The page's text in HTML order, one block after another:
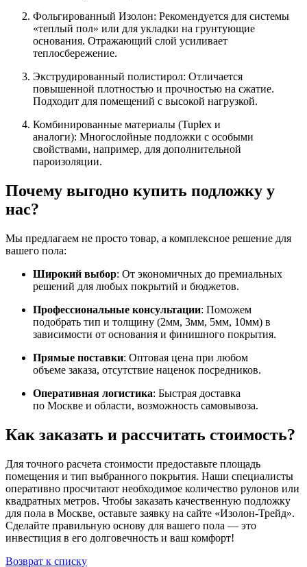
Фольгированный Изолон: Рекомендуется для системы
«теплый пол» или для укладки на грунтующие
основания. Отражающий слой усиливает
теплосбережение.
Экструдированный полистирол: Отличается
повышенной плотностью и прочностью на сжатие.
Подходит для помещений с высокой нагрузкой.
Комбинированные материалы (Tuplex и
аналоги): Многослойные подложки с особыми
свойствами, например, для дополнительной
пароизоляции.
Почему выгодно купить подложку у
нас?
Мы предлагаем не просто товар, а комплексное решение для
вашего пола:
Широкий выбор: От экономичных до премиальных
решений для любых покрытий и бюджетов.
Профессиональные консультации: Поможем
подобрать тип и толщину (2мм, 3мм, 5мм, 10мм) в
зависимости от основания и финишного покрытия.
Прямые поставки: Оптовая цена при любом
объеме заказа, отсутствие наценок посредников.
Оперативная логистика: Быстрая доставка
по Москве и области, возможность самовывоза.
Как заказать и рассчитать стоимость?
Для точного расчета стоимости предоставьте площадь
помещения и тип выбранного покрытия. Наши специалисты
оперативно просчитают необходимое количество рулонов или
квадратных метров. Чтобы заказать качественную подложку
для пола в Москве, оставьте заявку на сайте «Изолон-Трейд».
Сделайте правильную основу для вашего пола — это
инвестиция в его долговечность и ваш комфорт!
Возврат к списку